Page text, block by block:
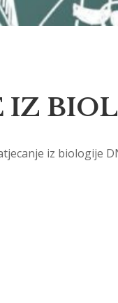
IZ
iz biologije